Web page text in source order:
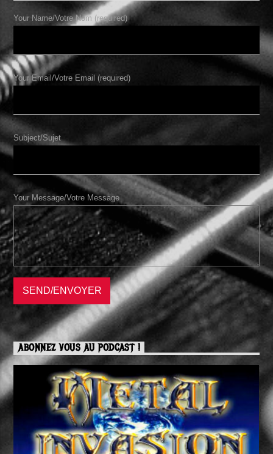
Your Name/Votre Nom (required)
Your Email/Votre Email (required)
Subject/Sujet
Your Message/Votre Message
ABONNEZ VOUS AU PODCAST !